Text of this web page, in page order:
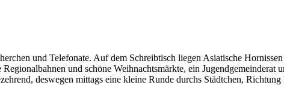
und Telefonate. Auf dem Schreibtisch liegen Asiatische
Regionalbahnen und schöne Weihnachtsmärkte, ein
deswegen mittags eine kleine Runde durchs Städtchen,